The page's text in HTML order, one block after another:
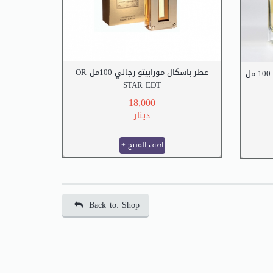
عطر باسكال مورابيتو رجالي 100مل OR
STAR EDT
OR STAR EDT 100ml
18,000
دينار
+ اضف المنتج
عطر خدلج ميزون كرياشيون دي ريف 100 مل
Back to: Shop